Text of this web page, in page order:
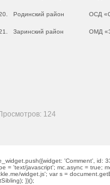
Родинский район ОСД
Заринский район ОМД
124
'Comment', id:
= 'text/javascript'; mc.async = true;
widget.js'; var s =
})();